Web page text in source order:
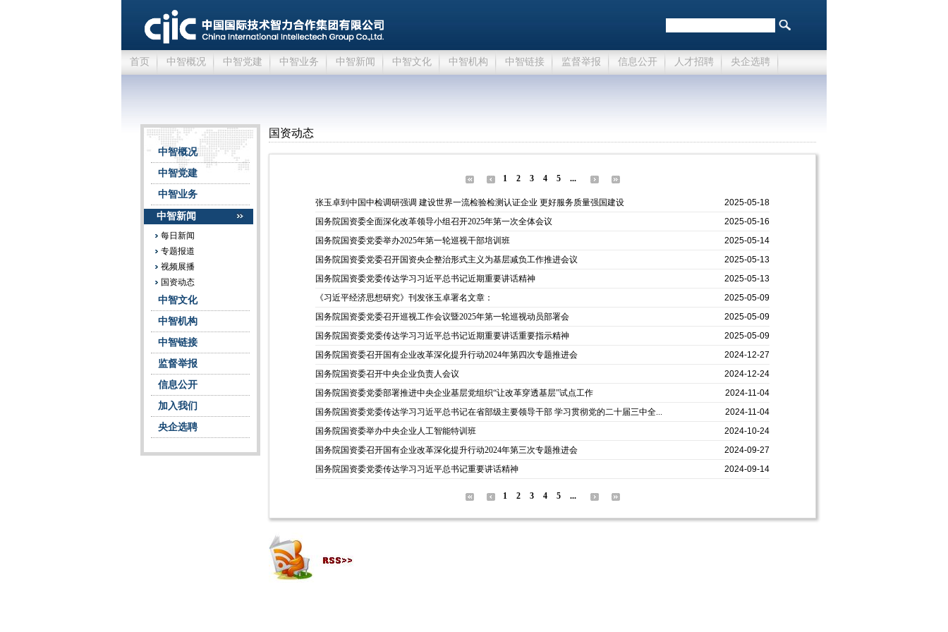
首页 中智概况 中智党建 中智业务 中智新闻 中智文化 中智机构 中智链接 监督举报 信息公开 人才招聘 央企选聘
中智概况
中智党建
中智业务
中智新闻
每日新闻
专题报道
视频展播
国资动态
中智文化
中智机构
中智链接
监督举报
信息公开
加入我们
央企选聘
国资动态
1 2 3 4 5 ...
张玉卓到中国中检调研强调 建设世界一流检验检测认证企业 更好服务质量强国建设
2025-05-18
国务院国资委全面深化改革领导小组召开2025年第一次全体会议
2025-05-16
国务院国资委党委举办2025年第一轮巡视干部培训班
2025-05-14
国务院国资委党委召开国资央企整治形式主义为基层减负工作推进会议
2025-05-13
国务院国资委党委传达学习习近平总书记近期重要讲话精神
2025-05-13
《习近平经济思想研究》刊发张玉卓署名文章：
2025-05-09
国务院国资委党委召开巡视工作会议暨2025年第一轮巡视动员部署会
2025-05-09
国务院国资委党委传达学习习近平总书记近期重要讲话重要指示精神
2025-05-09
国务院国资委召开国有企业改革深化提升行动2024年第四次专题推进会
2024-12-27
国务院国资委召开中央企业负责人会议
2024-12-24
国务院国资委党委部署推进中央企业基层党组织“让改革穿透基层”试点工作
2024-11-04
国务院国资委党委传达学习习近平总书记在省部级主要领导干部 学习贯彻党的二十届三中全...
2024-11-04
国务院国资委举办中央企业人工智能特训班
2024-10-24
国务院国资委召开国有企业改革深化提升行动2024年第三次专题推进会
2024-09-27
国务院国资委党委传达学习习近平总书记重要讲话精神
2024-09-14
1 2 3 4 5 ...